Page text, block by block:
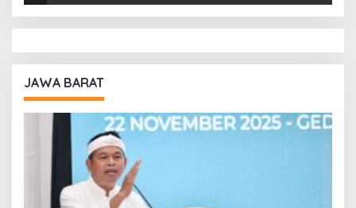
JAWA BARAT